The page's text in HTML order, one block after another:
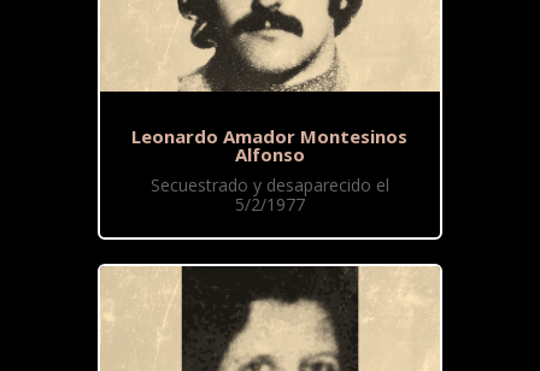
Leonardo Amador Montesinos
Alfonso
Secuestrado y desaparecido el
5/2/1977